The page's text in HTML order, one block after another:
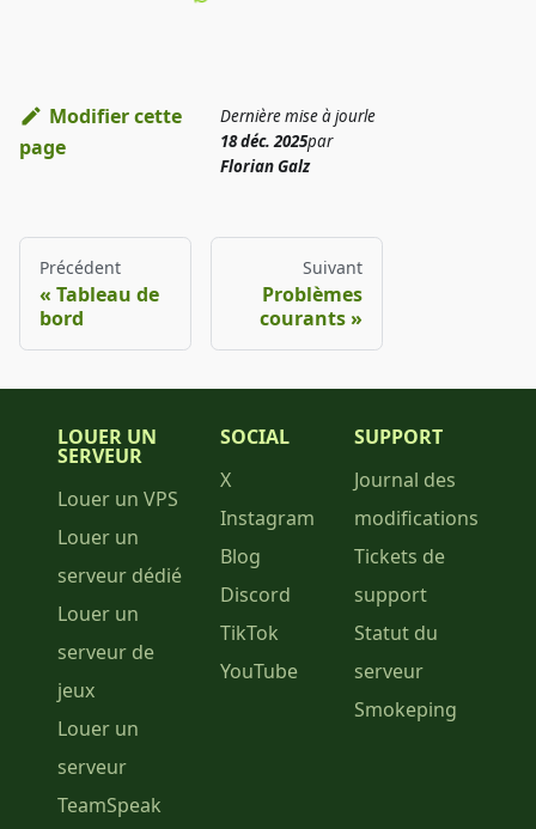
Modifier cette
page
Dernière mise à jourle
18 déc. 2025par
Florian Galz
Précédent
Tableau de
bord
Suivant
Problèmes
courants
LOUER UN
SERVEUR
Louer un VPS
Louer un
serveur dédié
Louer un
serveur de
jeux
Louer un
serveur
TeamSpeak
SOCIAL
X
Instagram
Blog
Discord
TikTok
YouTube
SUPPORT
Journal des
modifications
Tickets de
support
Statut du
serveur
Smokeping